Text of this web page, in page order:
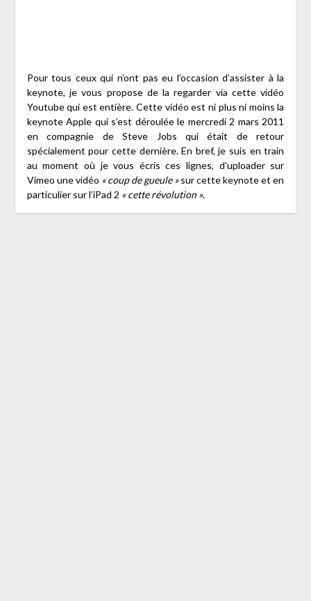
Pour tous ceux qui n’ont pas eu l’occasion d’assister à la
keynote, je vous propose de la regarder via cette vidéo
Youtube qui est entière. Cette vidéo est ni plus ni moins la
keynote Apple qui s’est déroulée le mercredi 2 mars 2011
en compagnie de Steve Jobs qui était de retour
spécialement pour cette dernière. En bref, je suis en train
au moment où je vous écris ces lignes, d’uploader sur
Vimeo une vidéo « coup de gueule »sur cette keynote et en
particulier sur l’iPad 2 « cette révolution ».